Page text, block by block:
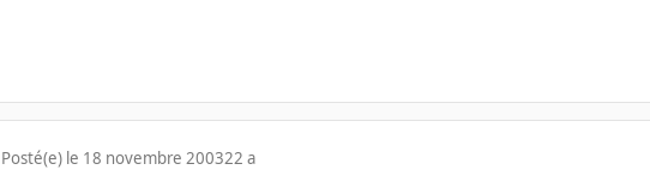
Posté(e) le 18 novembre 200322 a